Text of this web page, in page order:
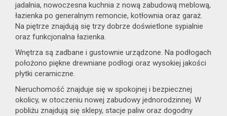
dodatkowych
Kontakt
jadalnia, nowoczesna kuchnia z nową zabudową meblową,
łazienka po generalnym remoncie, kotłownia oraz garaż.
Na piętrze znajdują się trzy dobrze doświetlone sypialnie
oraz funkcjonalna łazienka.
Wnętrza są zadbane i gustownie urządzone. Na podłogach
położono piękne drewniane podłogi oraz wysokiej jakości
płytki ceramiczne.
Nieruchomość znajduje się w spokojnej i bezpiecznej
okolicy, w otoczeniu nowej zabudowy jednorodzinnej. W
pobliżu znajdują się sklepy, stacje paliw oraz dogodny